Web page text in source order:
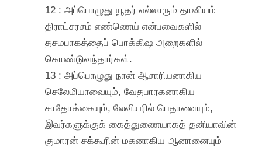
12 : அப்பொழுது யூதர் எல்லாரும் தானியம்
திராட்சரசம் எண்ணெய் என்பவைகளில்
தசமபாகத்தைப் பொக்கிஷ அறைகளில்
கொண்டுவந்தார்கள்.
13 : அப்பொழுது நான் ஆசாரியனாகிய
செலேமியாவையும், வேதபாரகனாகிய
சாதோக்கையும், லேவியரில் பெதாவையும்,
இவர்களுக்குக் கைத்துணையாகத் தனியாவின்
குமாரன் சக்கூரின் மகனாகிய ஆனானையும்